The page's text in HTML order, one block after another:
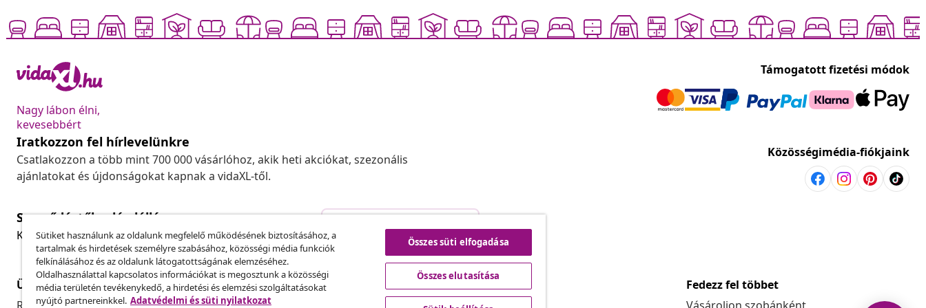
Nagy lábon élni,
kevesebbért
Támogatott fizetési módok
Iratkozzon fel hírlevelünkre
Csatlakozzon a több mint 700 000 vásárlóhoz, akik heti akciókat, szezonális
ajánlatokat és újdonságokat kapnak a vidaXL-től.
Közösségimédia-fiókjaink
Szerződéstől való elállás
Küldj be egy rendelés lemondására vonatkozó kérelmet.
Szerződéstől való elállás
Ügyfélszolgálat
Üzlet
vidaXL
Fedezz fel többet
Sütiket használunk az oldalunk megfelelő működésének biztosításához, a
tartalmak és hirdetések személyre szabásához, közösségi média funkciók
felkínálásához és az oldalunk látogatottságának elemzéséhez.
Oldalhasználattal kapcsolatos információkat is megosztunk a közösségi
média területén tevékenykedő, a hirdetési és elemzési szolgáltatásokat
nyújtó partnereinkkel. Adatvédelmi és süti nyilatkozat
Összes süti elfogadása
Összes elutasítása